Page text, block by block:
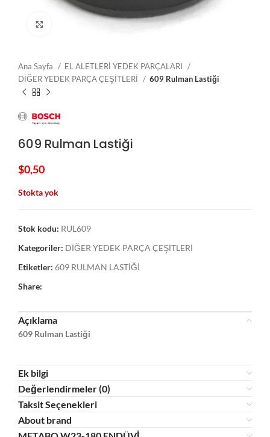
Ana Sayfa
EL ALETLERİ YEDEK PARÇALARI
DİĞER YEDEK PARÇA ÇEŞİTLERİ
609 Rulman Lastiği
609 Rulman Lastiği
$0,50
Stokta yok
Stok kodu: RUL609
Kategoriler: DİĞER YEDEK PARÇA ÇEŞİTLERİ
Etiketler: 609 RULMAN LASTİĞİ
Share:
Açıklama
609 Rulman Lastiği
Ek bilgi
Değerlendirmeler (0)
Taksit Seçenekleri
About brand